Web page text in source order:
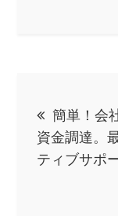
稿
ナ
簡単！会
資金調達。
ティブサポ